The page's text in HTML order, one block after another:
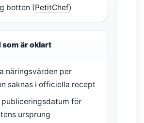
botten (PetitChef)
som är oklart
näringsvärden per
saknas i officiella recept
publiceringsdatum för
ursprung